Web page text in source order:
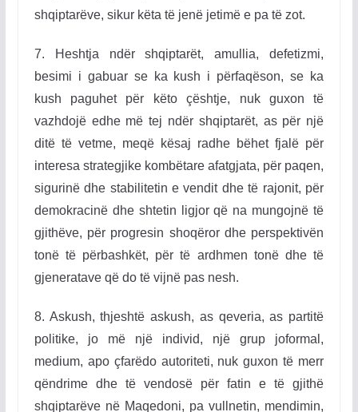
shqiptarëve, sikur këta të jenë jetimë e pa të zot.
7. Heshtja ndër shqiptarët, amullia, defetizmi,
besimi i gabuar se ka kush i përfaqëson, se ka
kush paguhet për këto çështje, nuk guxon të
vazhdojë edhe më tej ndër shqiptarët, as për një
ditë të vetme, meqë kësaj radhe bëhet fjalë për
interesa strategjike kombëtare afatgjata, për paqen,
sigurinë dhe stabilitetin e vendit dhe të rajonit, për
demokracinë dhe shtetin ligjor që na mungojnë të
gjithëve, për progresin shoqëror dhe perspektivën
tonë të përbashkët, për të ardhmen tonë dhe të
gjeneratave që do të vijnë pas nesh.
8. Askush, thjeshtë askush, as qeveria, as partitë
politike, jo më një individ, një grup joformal,
medium, apo çfarëdo autoriteti, nuk guxon të merr
qëndrime dhe të vendosë për fatin e të gjithë
shqiptarëve në Maqedoni, pa vullnetin, mendimin,